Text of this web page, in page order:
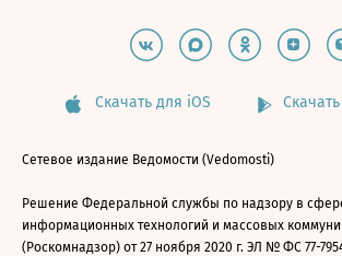
Скачать для iOS
Сетевое издание Ведомости (Vedomosti)
Решение Федеральной службы по надзору в
информационных технологий и массовых
(Роскомнадзор) от 27 ноября 2020 г. ЭЛ № ФС 77-